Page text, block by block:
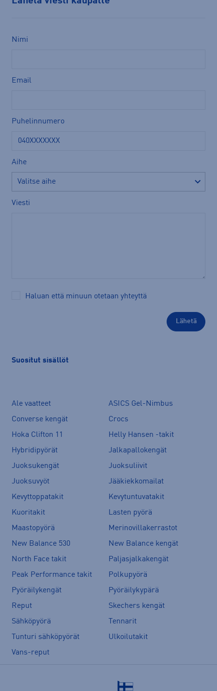
Nimi
Email
Puhelinnumero
Aihe
Viesti
Haluan että minuun otetaan yhteyttä
Suositut sisällöt
Ale vaatteet
ASICS Gel-Nimbus
Converse kengät
Crocs
Hoka Clifton 11
Helly Hansen -takit
Hybridipyörät
Jalkapallokengät
Juoksukengät
Juoksuliivit
Juoksuvyöt
Jääkiekkomailat
Kevyttoppatakit
Kevytuntuvatakit
Kuoritakit
Lasten pyörä
Maastopyörä
Merinovillakerrastot
New Balance 530
New Balance kengät
North Face takit
Paljasjalkakengät
Peak Performance takit
Polkupyörä
Pyöräilykengät
Pyöräilykypärä
Reput
Skechers kengät
Sähköpyörä
Tennarit
Tunturi sähköpyörät
Ulkoilutakit
Vans-reput